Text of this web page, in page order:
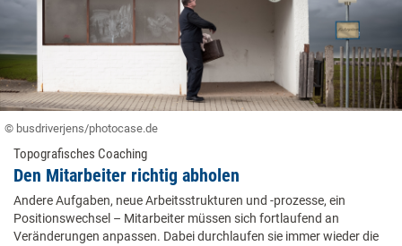
© busdriverjens/photocase.de
Topografisches Coaching
Den Mitarbeiter richtig abholen
Andere Aufgaben, neue Arbeitsstrukturen und -prozesse, ein
Positionswechsel – Mitarbeiter müssen sich fortlaufend an
Veränderungen anpassen. Dabei durchlaufen sie immer wieder die